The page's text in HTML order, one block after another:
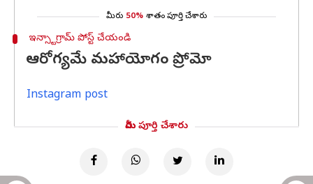
మీరు 50% శాతం పూర్తి చేశారు
ఇన్స్టాగ్రామ్ పోస్ట్ చేయండి
ఆరోగ్యమే మహాయోగం ప్రోమో
Instagram post
మీరు పూర్తి చేశారు